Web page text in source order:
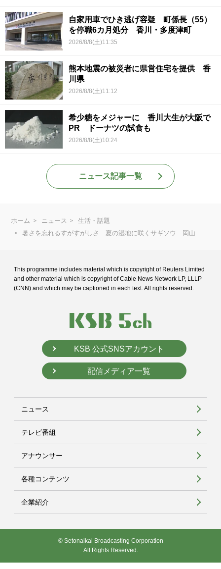
自家用車でひき逃げ容疑 町係長（55）
を停職6カ月処分 香川・多度津町
2026/8/8(土)11:35
熊本地震の被災者に県営住宅を提供 香
川県
2026/8/8(土)11:12
希少糖をメジャーに 香川大生が大阪で
PR ドーナツの試食も
2026/8/8(土)10:24
ニュース記事一覧
ホーム ニュース
生活・話題
暑さを忘れるすがすがしさ 夏の湿地に咲くサギソウ 岡山
This programme includes material which is copyright of Reuters Limited
and other material which is copyright of Cable News Network LP, LLLP
(CNN) and which may be captioned in each text. All rights reserved.
KSB 公式SNSアカウント
配信メディア一覧
ニュース
テレビ番組
アナウンサー
各種コンテンツ
企業紹介
© Setonaikai Broadcasting Corporation
All Rights Reserved.